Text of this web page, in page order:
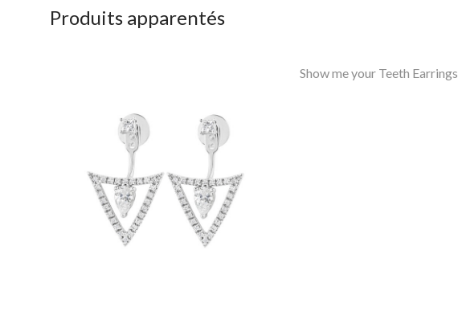
Produits apparentés
Show me your Teeth Earrings